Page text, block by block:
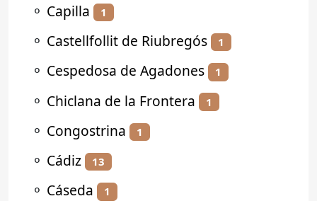
⚬ Capilla 1
⚬ Castellfollit de Riubregós 1
⚬ Cespedosa de Agadones 1
⚬ Chiclana de la Frontera 1
⚬ Congostrina 1
⚬ Cádiz 13
⚬ Cáseda 1